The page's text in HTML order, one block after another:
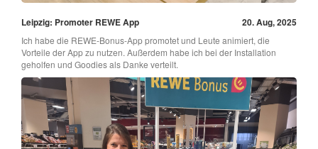
Leipzig: Promoter REWE App 20. Aug, 2025
Ich habe die REWE-Bonus-App promotet und Leute animiert, die
Vorteile der App zu nutzen. Außerdem habe ich bei der Installation
geholfen und Goodies als Danke verteilt.